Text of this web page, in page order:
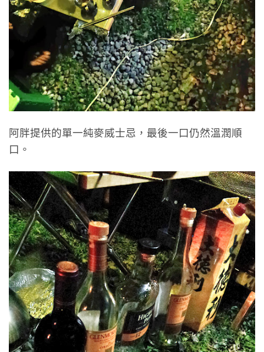
阿胖提供的單一純麥威士忌，最後一口仍然溫潤順
口。